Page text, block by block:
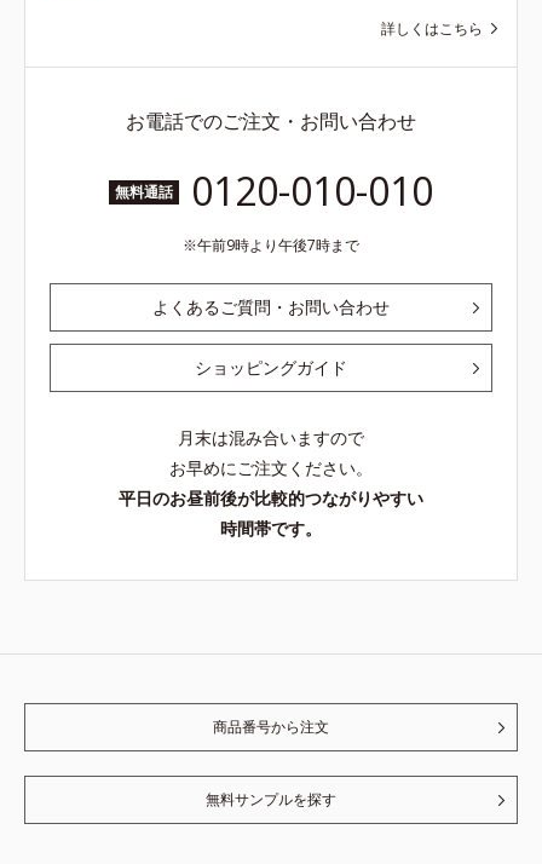
詳しくはこちら
お電話でのご注文・お問い合わせ
無料通話 0120-010-010
午前9時より午後7時まで
よくあるご質問・お問い合わせ
ショッピングガイド
月末は混み合いますので
お早めにご注文ください。
平日のお昼前後が比較的つながりやすい
時間帯です。
商品番号から注文
無料サンプルを探す